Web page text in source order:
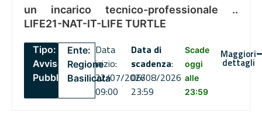
un incarico tecnico-professionale ..
LIFE21-NAT-IT-LIFE TURTLE
Tipo:
Avviso
Pubblico
Ente:
Regione
Basilicata
Data
inizio:
22/07/2026
09:00
Data di
scadenza:
06/08/2026
23:59
Scade
oggi
alle
23:59
Maggiori
dettagli